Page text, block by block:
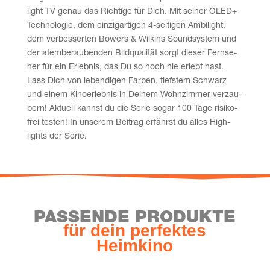
light TV genau das Rich­ti­ge für Dich. Mit sei­ner OLED+
Tech­no­lo­gie, dem ein­zig­ar­ti­gen 4‑seitigen Ambi­light,
dem ver­bes­ser­ten Bowers & Wil­kins Sound­sys­tem und
der atem­be­rau­ben­den Bild­qua­li­tät sorgt die­ser Fern­se­
her für ein Erleb­nis, das Du so noch nie erlebt hast.
Lass Dich von leben­di­gen Far­ben, tiefs­tem Schwarz
und einem Kino­er­leb­nis in Dei­nem Wohn­zim­mer ver­zau­
bern! Aktu­ell kannst du die Serie sogar 100 Tage risi­ko­
frei tes­ten! In unse­rem Bei­trag erfährst du alles High­
lights der Serie.
PAS­SEN­DE PRODUKTE
für dein per­fek­tes
Heimkino